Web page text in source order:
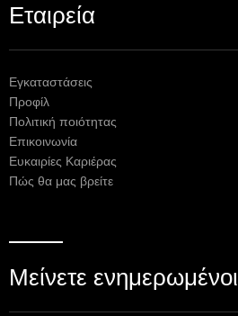
Εταιρεία
Εγκαταστάσεις
Προφίλ
Πολιτική ποιότητας
Επικοινωνία
Ευκαιρίες Καριέρας
Πώς θα μας βρείτε
Μείνετε ενημερωμένοι